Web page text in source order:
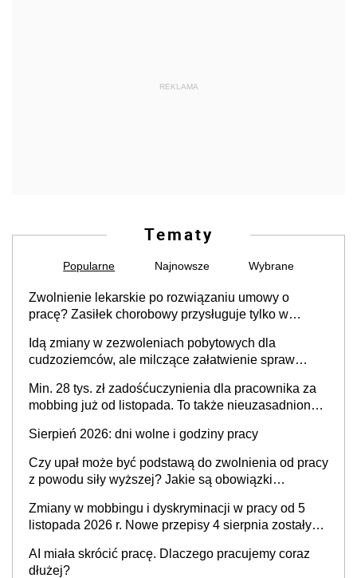
REKLAMA
Tematy
Popularne Najnowsze Wybrane
Zwolnienie lekarskie po rozwiązaniu umowy o
pracę? Zasiłek chorobowy przysługuje tylko w
stosunku pracy
Idą zmiany w zezwoleniach pobytowych dla
cudzoziemców, ale milczące załatwienie spraw
Min. 28 tys. zł zadośćuczynienia dla pracownika za
mobbing już od listopada. To także nieuzasadniona
Sierpień 2026: dni wolne i godziny pracy
Czy upał może być podstawą do zwolnienia od pracy
z powodu siły wyższej? Jakie są obowiązki
Zmiany w mobbingu i dyskryminacji w pracy od 5
listopada 2026 r. Nowe przepisy 4 sierpnia zostały
AI miała skrócić pracę. Dlaczego pracujemy coraz
dłużej?